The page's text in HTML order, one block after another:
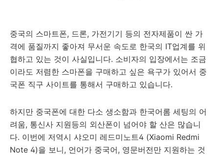
중국의 스마트폰, 드론, 가전기기 등의 전자제품이 싼 가
격에 품질까지 좋아져 무서운 속도로 한국의 IT업계를 위
협하고 있는 것이 사실입니다. 소비자의 입장에서는 조금
이라도 저렴한 스마폰을 구매하고 싶은 욕구가 있어서 중
국폰 직구 사이트를 통해서 구매하고 있습니다.
하지만 중국폰에 대한 다소 생소함과 한국어롬 세팅의 어
려움, 통신사 지원등의 외산폰이 넘어야 할 산은 많습니
다. 이번에 저역시 샤오미 레드미노트4 (Xiaomi Redmi
Note 4)을 보니, 언어가 중국어, 영문버전만 지원하는 것